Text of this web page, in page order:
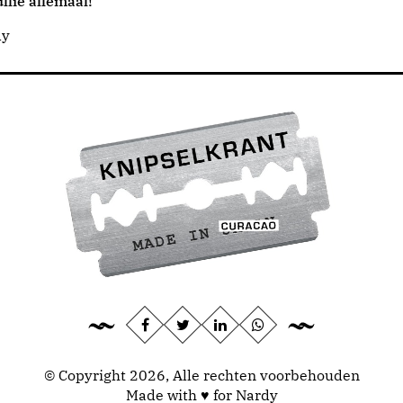
© Copyright 2026, Alle rechten voorbehouden
Made with ♥ for Nardy